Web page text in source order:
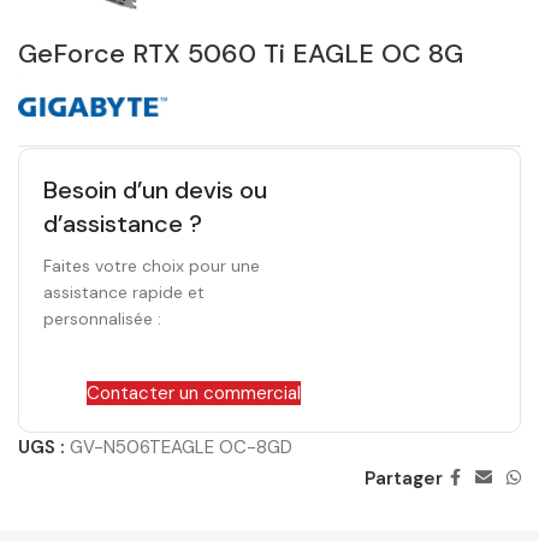
GeForce RTX 5060 Ti EAGLE OC 8G
Besoin d’un devis ou
d’assistance ?
Faites votre choix pour une
assistance rapide et
personnalisée :
Contacter un commercial
UGS : GV-N506TEAGLE OC-8GD
Partager